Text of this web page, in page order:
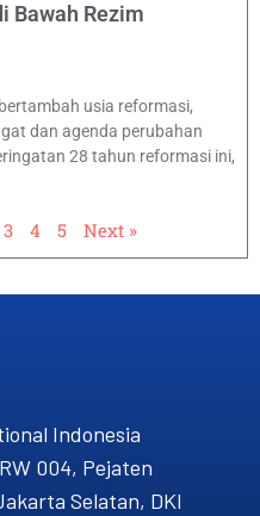
Bawah Rezim
usia reformasi,
dan agenda perubahan
28 tahun reformasi ini,
3 4 5 Next »
Indonesia
004, Pejaten
Selatan, DKI